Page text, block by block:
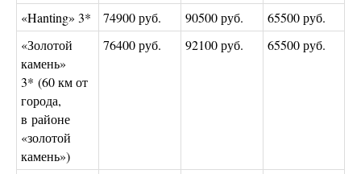
«Hanting» 3* 74900 руб. 90500 руб.
65500 руб.
«Золотой
камень»
3* (60 км от
города,
в районе
«золотой
камень»)
76400 руб. 92100 руб. 65500 руб.